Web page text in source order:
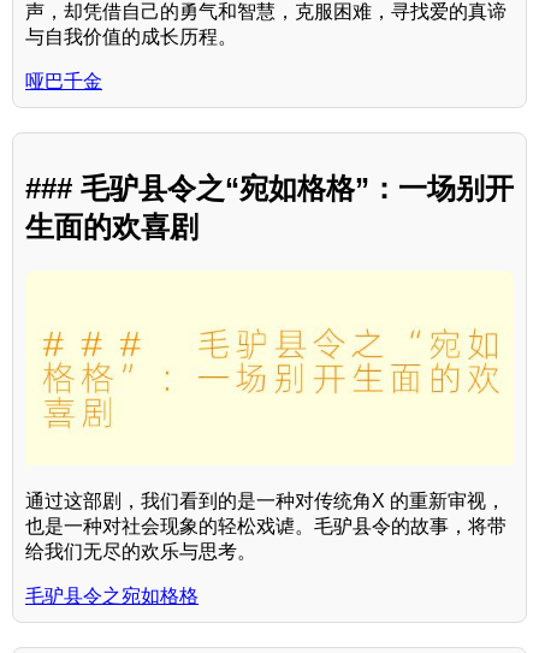
声，却凭借自己的勇气和智慧，克服困难，寻找爱的真谛
与自我价值的成长历程。
哑巴千金
### 毛驴县令之“宛如格格”：一场别开
生面的欢喜剧
通过这部剧，我们看到的是一种对传统角X 的重新审视，
也是一种对社会现象的轻松戏谑。毛驴县令的故事，将带
给我们无尽的欢乐与思考。
毛驴县令之宛如格格